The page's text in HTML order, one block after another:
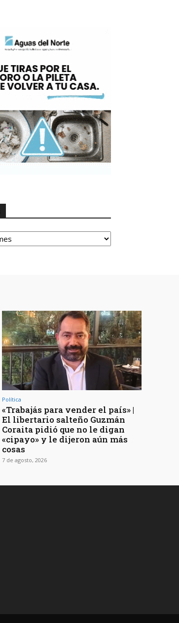
Política
«Trabajás para vender el país» |
El libertario salteño Guzmán
Coraita pidió que no le digan
«cipayo» y le dijeron aún más
cosas
7 de agosto, 2026